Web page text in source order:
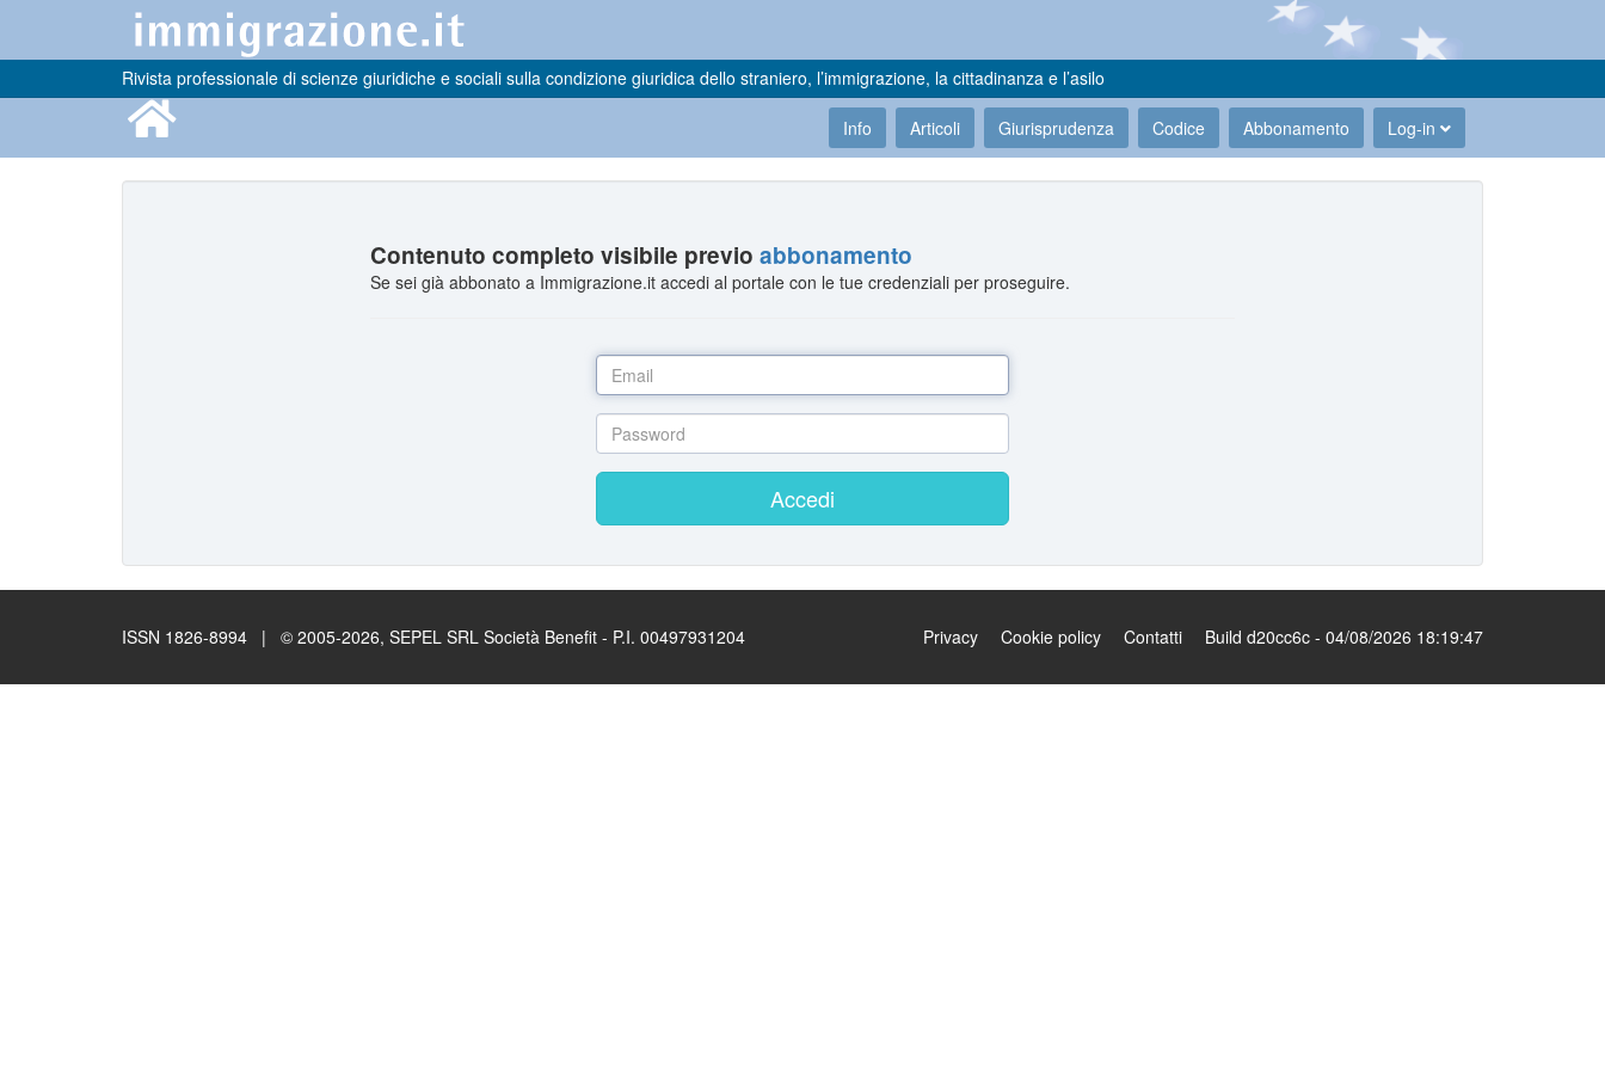
Rivista professionale di scienze giuridiche e sociali sulla condizione giuridica dello straniero, l’immigrazione, la cittadinanza e l’asilo
Info Articoli Giurisprudenza Codice Abbonamento Log-in
Contenuto completo visibile previoabbonamento
Se sei già abbonato a Immigrazione.it accedi al portale con le tue credenziali per proseguire.
Accedi
ISSN 1826-8994 | © 2005-2026, SEPEL SRL Società Benefit - P.I. 00497931204 Privacy Cookie policy Contatti Build d20cc6c - 04/08/2026 18:19:47